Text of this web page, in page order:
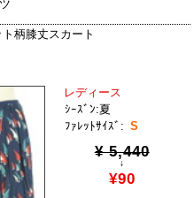
柄膝丈スカート
レディース
ｼｰｽﾞﾝ:夏
ﾌｧﾚｯﾄｻｲｽﾞ: S
¥ 5,440
↓
¥90